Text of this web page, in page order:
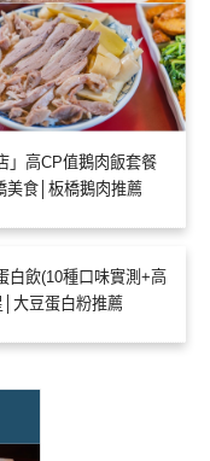
」高CP值鵝肉飯套餐
美食│板橋鵝肉推薦
白飲(10種口味實測+高
大豆蛋白粉推薦